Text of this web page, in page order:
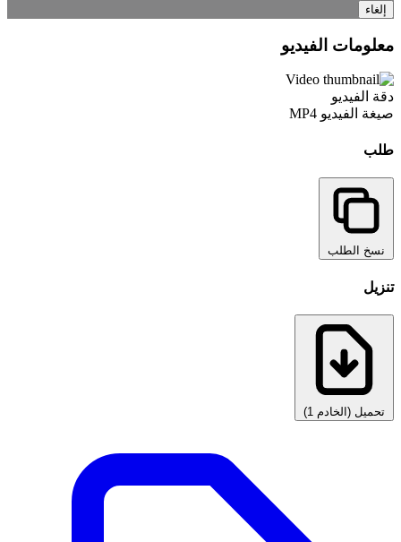
إلغاء
معلومات الفيديو
دقة الفيديو
صيغة الفيديو MP4
طلب
نسخ الطلب
تنزيل
تحميل (الخادم 1)